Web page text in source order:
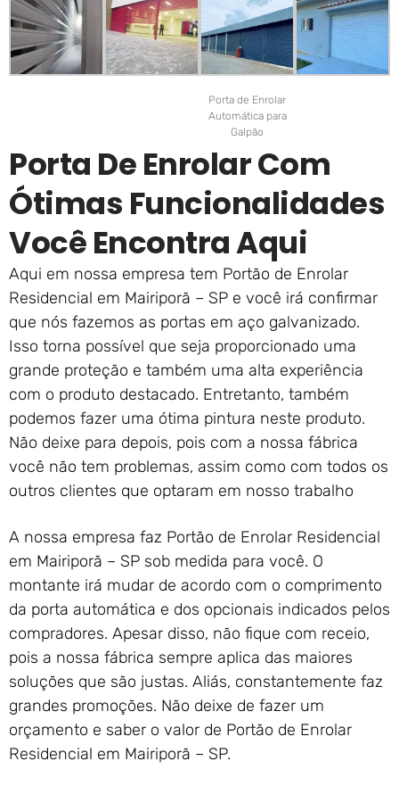
Porta de Enrolar
Automática para
Galpão
Porta De Enrolar Com
Ótimas Funcionalidades
Você Encontra Aqui
Aqui em nossa empresa tem Portão de Enrolar
Residencial em Mairiporã – SP e você irá confirmar
que nós fazemos as portas em aço galvanizado.
Isso torna possível que seja proporcionado uma
grande proteção e também uma alta experiência
com o produto destacado. Entretanto, também
podemos fazer uma ótima pintura neste produto.
Não deixe para depois, pois com a nossa fábrica
você não tem problemas, assim como com todos os
outros clientes que optaram em nosso trabalho
A nossa empresa faz Portão de Enrolar Residencial
em Mairiporã – SP sob medida para você. O
montante irá mudar de acordo com o comprimento
da porta automática e dos opcionais indicados pelos
compradores. Apesar disso, não fique com receio,
pois a nossa fábrica sempre aplica das maiores
soluções que são justas. Aliás, constantemente faz
grandes promoções. Não deixe de fazer um
orçamento e saber o valor de Portão de Enrolar
Residencial em Mairiporã – SP.